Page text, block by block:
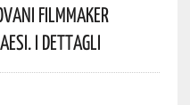
Filmmaker
I Dettagli